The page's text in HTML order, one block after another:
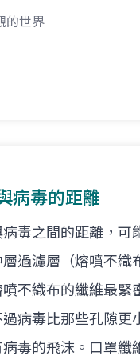
的世界
病毒的距離
毒之間的距離，可
層過濾層（熔噴不織
不織布的纖維最緊
病毒比那些孔隙更
毒的飛沫。口罩纖